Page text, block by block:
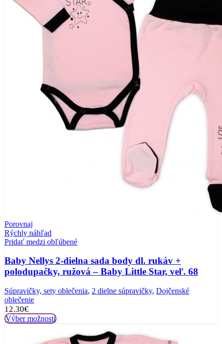
Porovnaj
Rýchly náhľad
Pridať medzi obľúbené
Baby Nellys 2-dielna sada body dl. rukáv +
polodupačky, ružová – Baby Little Star, veľ. 68
Súpravičky, sety oblečenia, 2 dielne súpravičky, Dojčenské
oblečenie
12.30€
Výber možností